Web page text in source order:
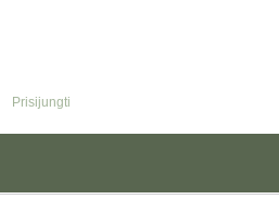
Prisijungti